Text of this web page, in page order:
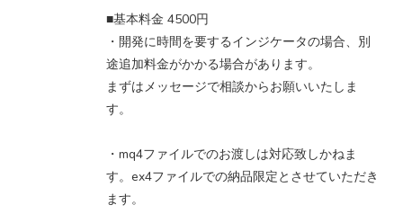
■基本料金 4500円
・開発に時間を要するインジケータの場合、別
途追加料金がかかる場合があります。
まずはメッセージで相談からお願いいたしま
す。
・mq4ファイルでのお渡しは対応致しかねま
す。ex4ファイルでの納品限定とさせていただき
ます。